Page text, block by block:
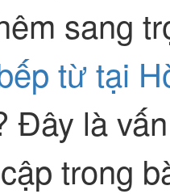
sang
từ tại
Đây là
trong